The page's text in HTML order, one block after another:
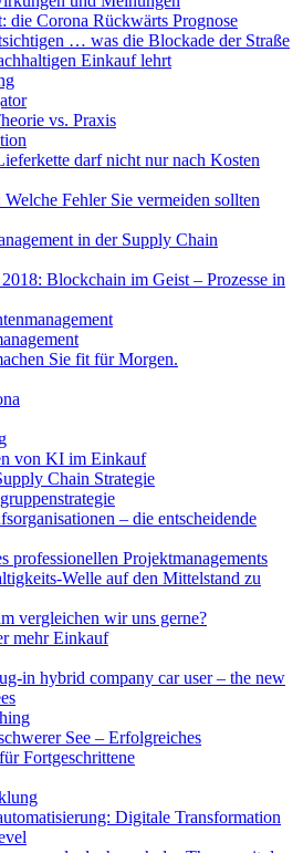
die Corona Rückwärts Prognose
… was die Blockade der Straße
Einkauf lehrt
vs. Praxis
darf nicht nur nach Kosten
Fehler Sie vermeiden sollten
in der Supply Chain
Blockchain im Geist – Prozesse in
Sie fit für Morgen.
von KI im Einkauf
Chain Strategie
– die entscheidende
professionellen Projektmanagements
Welle auf den Mittelstand zu
vergleichen wir uns gerne?
mehr Einkauf
in hybrid company car user – the new
See – Erfolgreiches
Fortgeschrittene
Digitale Transformation